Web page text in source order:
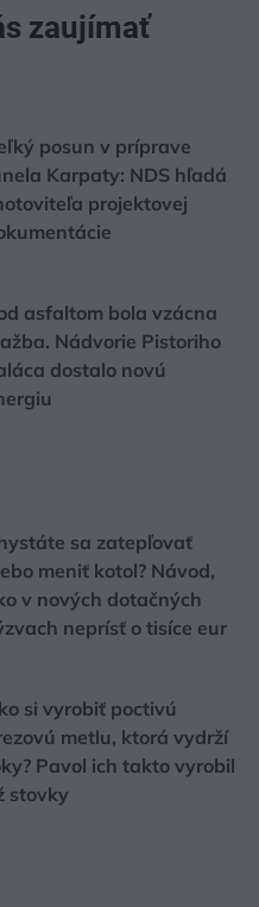
zaujímať
posun v príprave
Karpaty: NDS hľadá
projektovej
asfaltom bola vzácna
Nádvorie Pistoriho
dostalo novú
sa zatepľovať
meniť kotol? Návod,
v nových dotačných
neprísť o tisíce eur
si vyrobiť poctivú
metlu, ktorá vydrží
Pavol ich takto vyrobil
stovky